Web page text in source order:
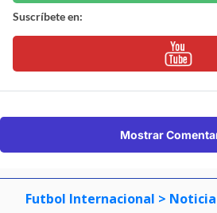
Suscríbete en:
Mostrar
Futbol Internacional > Noticia